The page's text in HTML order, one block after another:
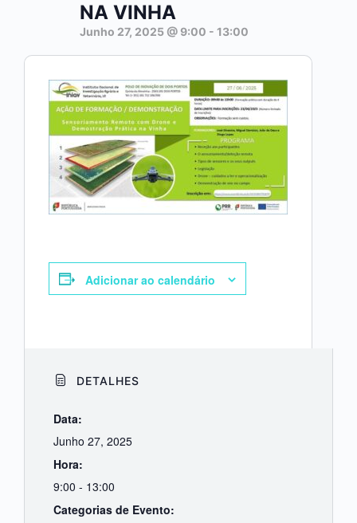
NA VINHA
Junho 27, 2025 @ 9:00 - 13:00
Adicionar ao calendário
DETALHES
Data:
Junho 27, 2025
Hora:
9:00 - 13:00
Categorias de Evento: